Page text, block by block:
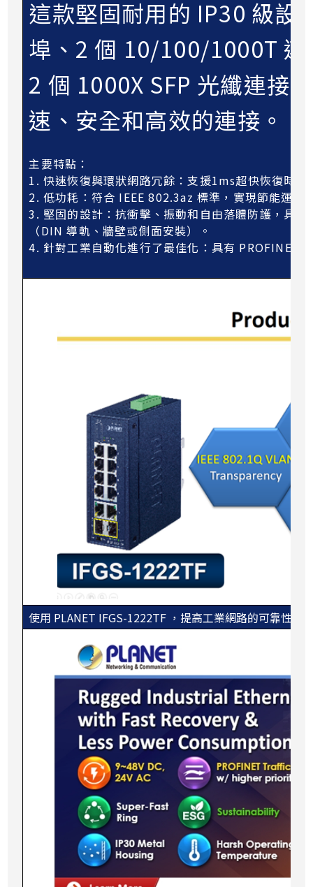
這款堅固耐用的 IP30 級設
埠、2 個 10/100/1000T 連
2 個 1000X SFP 光纖連接
速、安全和高效的連接。
主要特點：
1. 快速恢復與環狀網路冗餘：支援1ms超快恢復時
2. 低功耗：符合 IEEE 802.3az 標準，實現節能運行
3. 堅固的設計：抗衝擊、振動和自由落體防護，具
（DIN 導軌、牆壁或側面安裝）。
4. 針對工業自動化進行了最佳化：具有 PROFINET
使用 PLANET IFGS-1222TF ，提高工業網路的可靠性和